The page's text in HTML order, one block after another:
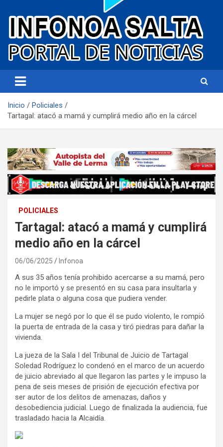
Infonoa Salta
Inicio
Policiales
Tartagal: atacó a mamá y cumplirá medio año en la cárcel
POLICIALES
Tartagal: atacó a mamá y cumplirá
medio año en la cárcel
06/06/2025 Infonoa
A sus 35 años tenía prohibido acercarse a su mamá, pero
no le importó y se presentó en su casa para insultarla y
pedirle plata o alguna cosa que pudiera vender.
La mujer se negó por lo que él se pudo violento, le rompió
la puerta de entrada de la casa y tiró piedras para dañar la
vivienda.
La jueza de la Sala I del Tribunal de Juicio de Tartagal
Soledad Rodríguez lo condenó en el marco de un acuerdo
de juicio abreviado al que llegaron las partes y le impuso la
pena de seis meses de prisión de ejecución efectiva por
ser autor de los delitos de amenazas, daños y
desobediencia judicial. Luego de finalizada la audiencia, fue
trasladado hacia la Alcaidía.